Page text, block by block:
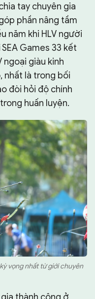
tay chuyên gia
phần nâng tầm
năm khi HLV người
Games 33 kết
ngoại giàu kinh
nhất là trong bối
đòi hỏi độ chính
huấn luyện.
vọng nhất từ giới chuyên